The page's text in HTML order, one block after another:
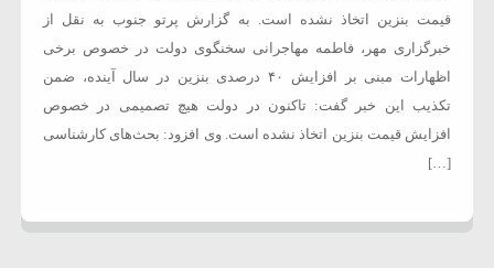
قیمت بنزین اتخاذ نشده است. به گزارش پرتو جنوب به نقل از
خبرگزاری مهر، فاطمه مهاجرانی سخنگوی دولت در خصوص برخی
اظهارات مبنی بر افزایش ۴۰ درصدی بنزین در سال آینده، ضمن
تکذیب این خبر گفت: تاکنون در دولت هیچ تصمیمی در خصوص
افزایش قیمت بنزین اتخاذ نشده است. وی افزود: بحث‌های کارشناسی
[…]